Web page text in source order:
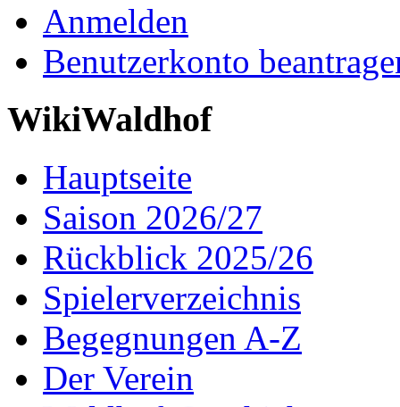
Anmelden
Benutzerkonto
WikiWaldhof
Hauptseite
Saison 2026/27
Rückblick 2025/26
Spielerverzeichnis
Begegnungen A-Z
Der Verein